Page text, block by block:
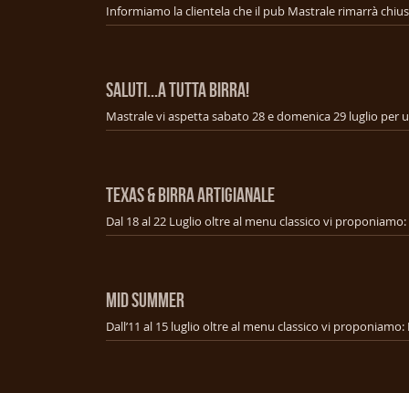
SALUTI...A TUTTA BIRRA!
TEXAS & BIRRA ARTIGIANALE
MID SUMMER